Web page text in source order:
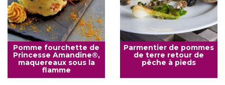
Pomme fourchette de
Princesse Amandine®,
maquereaux sous la
flamme
Parmentier de pommes
de terre retour de
pêche à pieds